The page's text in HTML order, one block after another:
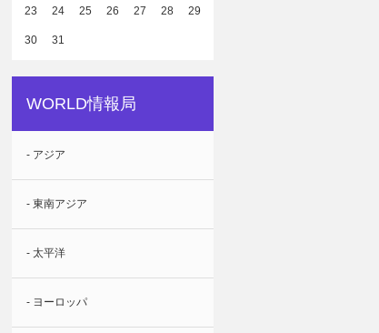
23 24 25 26 27 28 29
30 31
WORLD情報局
- アジア
- 東南アジア
- 太平洋
- ヨーロッパ